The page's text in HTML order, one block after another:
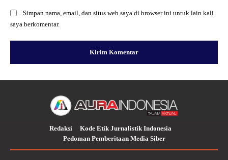
Simpan nama, email, dan situs web saya di browser ini untuk lain kali
saya berkomentar.
Redaksi
Kode Etik Jurnalistik Indonesia
Pedoman Pemberitaan Media Siber